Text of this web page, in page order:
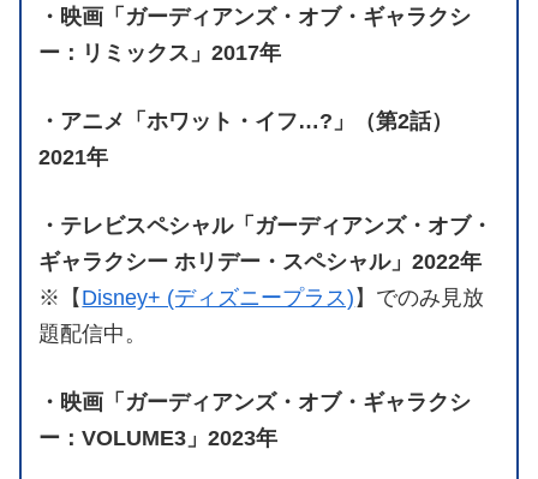
・映画「ガーディアンズ・オブ・ギャラクシ
ー：リミックス」2017年
・アニメ「ホワット・イフ…?」（第2話）
2021年
・テレビスペシャル「ガーディアンズ・オブ・
ギャラクシー ホリデー・スペシャル」2022年
※【 Disney+ (ディズニープラス) 】でのみ見放
題配信中。
・映画「ガーディアンズ・オブ・ギャラクシ
ー：VOLUME3」2023年